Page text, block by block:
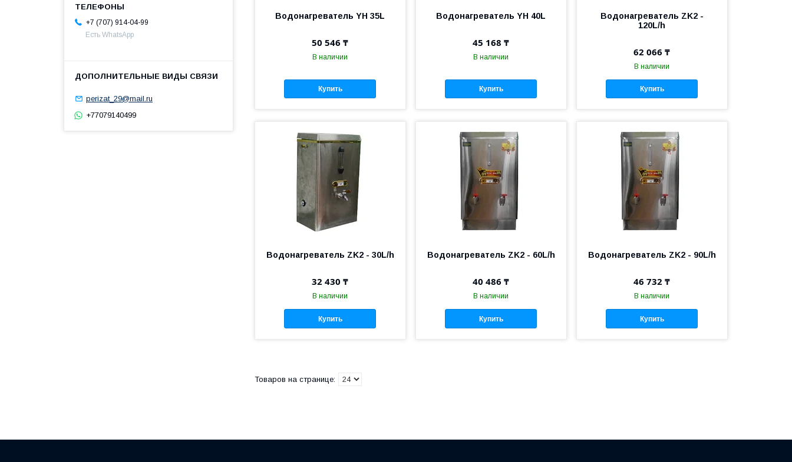
Водонагреватель YH 35L
50 546 ₸
В наличии
Купить
Водонагреватель YH 40L
45 168 ₸
В наличии
Купить
Водонагреватель ZK2 -
120L/h
62 066 ₸
В наличии
Купить
Водонагреватель ZK2 - 30L/h
32 430 ₸
В наличии
Купить
Водонагреватель ZK2 - 60L/h
40 486 ₸
В наличии
Купить
Водонагреватель ZK2 - 90L/h
46 732 ₸
В наличии
Купить
+7 (707) 914-04-99
Есть WhatsApp
perizat_29@mail.ru
+77079140499